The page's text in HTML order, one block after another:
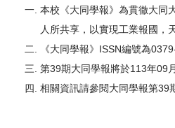
本校《大同學報》為貫徹大同
人所共享，以實現工業報國，
《大同學報》ISSN編號為
第39期大同學報將於113年09
相關資訊請參閱大同學報第39